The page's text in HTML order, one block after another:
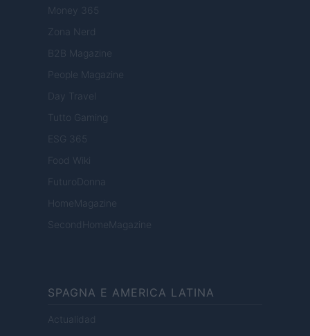
Money 365
Zona Nerd
B2B Magazine
People Magazine
Day Travel
Tutto Gaming
ESG 365
Food Wiki
FuturoDonna
HomeMagazine
SecondHomeMagazine
SPAGNA E AMERICA LATINA
Actualidad